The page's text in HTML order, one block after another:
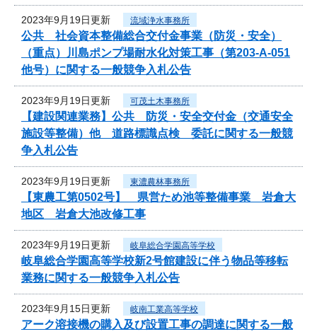
2023年9月19日更新 流域浄水事務所
公共 社会資本整備総合交付金事業（防災・安全）
（重点）川島ポンプ場耐水化対策工事（第203-A-051
他号）に関する一般競争入札公告
2023年9月19日更新 可茂土木事務所
【建設関連業務】公共 防災・安全交付金（交通安全
施設等整備）他 道路標識点検 委託に関する一般競
争入札公告
2023年9月19日更新 東濃農林事務所
【東農工第0502号】 県営ため池等整備事業 岩倉大
地区 岩倉大池改修工事
2023年9月19日更新 岐阜総合学園高等学校
岐阜総合学園高等学校新2号館建設に伴う物品等移転
業務に関する一般競争入札公告
2023年9月15日更新 岐南工業高等学校
アーク溶接機の購入及び設置工事の調達に関する一般